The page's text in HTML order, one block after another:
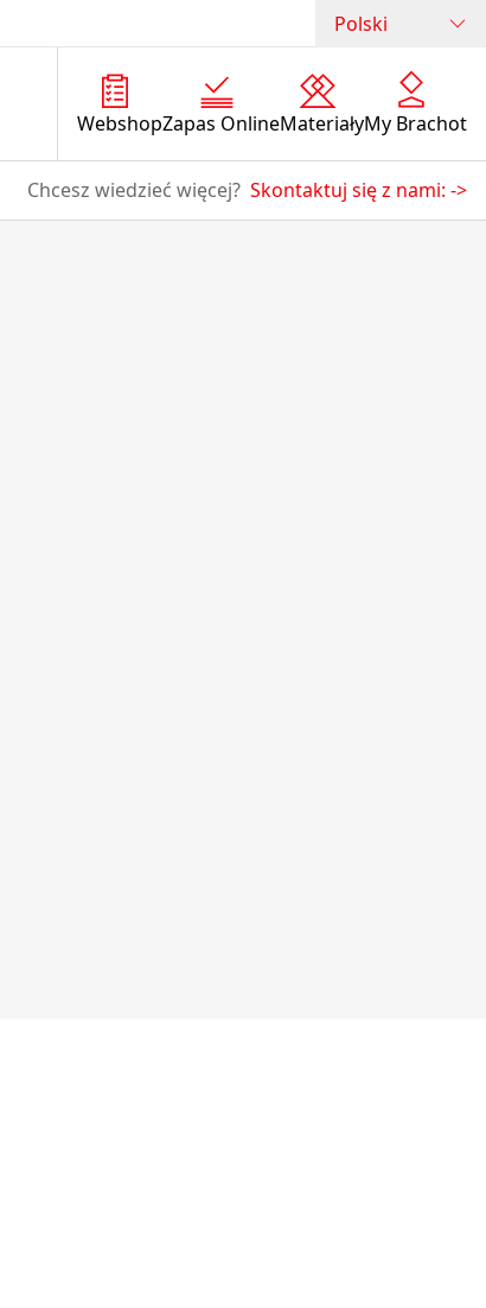
Polski
WebshopZapas OnlineMateriałyMy Brachot
Chcesz wiedzieć więcej? Skontaktuj się z nami: ->